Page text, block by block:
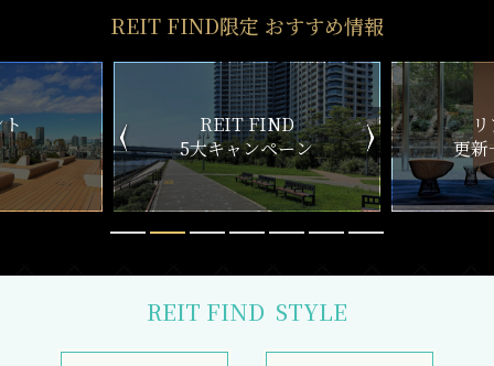
REIT FIND限定 おすすめ情報
ン
リアルタイム
更新一覧チェック
新
REIT FIND STYLE